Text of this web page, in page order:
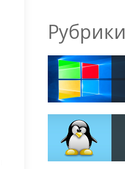
Рубрики